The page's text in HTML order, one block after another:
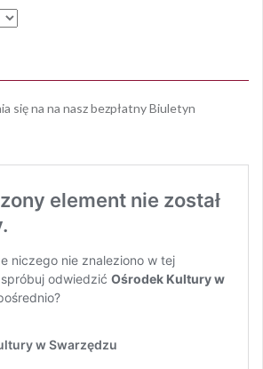
się na na nasz bezpłatny Biuletyn